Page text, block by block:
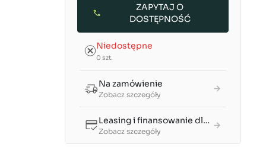
ZAPYTAJ O
DOSTĘPNOŚĆ
Niedostępne
0 szt.
Na zamówienie
Zobacz szczegóły
Leasing i finansowanie dla firm
Zobacz szczegóły